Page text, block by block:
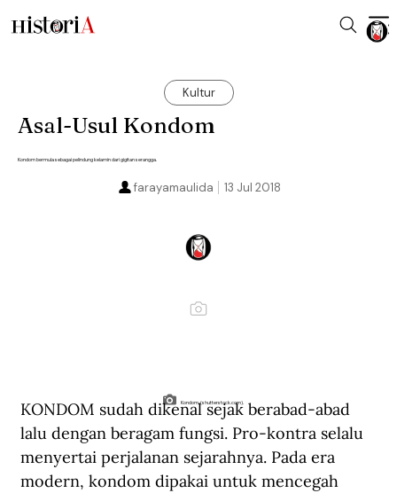
Kultur
Asal-Usul Kondom
Kondom bermula sebagai pelindung kelamin dari gigitan serangga.
13 Jul 2018
farayamaulida
Kondom. (shutterstock.com).
KONDOM sudah dikenal sejak berabad-abad
lalu dengan beragam fungsi. Pro-kontra selalu
menyertai perjalanan sejarahnya. Pada era
modern, kondom dipakai untuk mencegah